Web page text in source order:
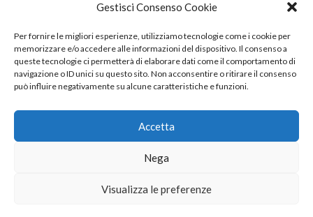
Gestisci Consenso Cookie
Per fornire le migliori esperienze, utilizziamo tecnologie come i cookie per
memorizzare e/o accedere alle informazioni del dispositivo. Il consenso a
queste tecnologie ci permetterà di elaborare dati come il comportamento di
navigazione o ID unici su questo sito. Non acconsentire o ritirare il consenso
può influire negativamente su alcune caratteristiche e funzioni.
Accetta
Nega
Visualizza le preferenze
GeCo Srl
Via Trevisago 68/D 25080 Manerba del Garda (BS)